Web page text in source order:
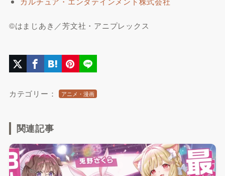
©はまじあき／芳文社・アニプレックス
カテゴリー： アニメ・漫画
関連記事